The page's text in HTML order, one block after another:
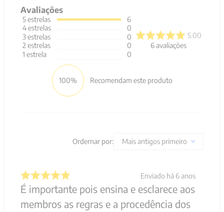
Avaliações
5estrelas
4estrelas
3estrelas
2 estrelas
1 estrela
6
0
0
0
0
5.00
6avaliações
100% Recomendam este produto
Ordernar por: Mais antigos primeiro
Enviado há 6 anos
É importante pois ensina e esclarece aos
membros as regras e a procedência dos